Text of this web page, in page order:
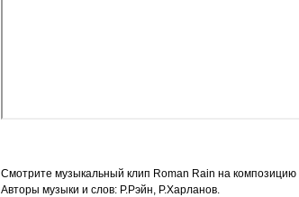
Смотрите музыкальный клип Roman Rain на
Авторы музыки и слов: Р.Рэйн, Р.Харланов.